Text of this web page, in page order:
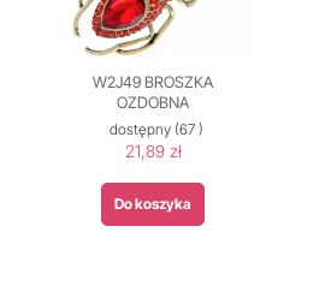
W2J49 BROSZKA
OZDOBNA
dostępny(67 )
21,89 zł
Do koszyka